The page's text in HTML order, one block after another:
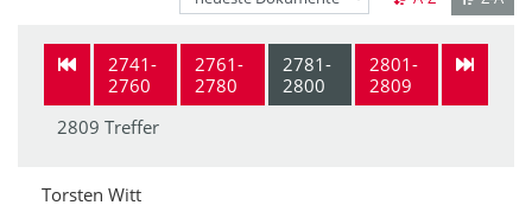
2741-
2760
2761-
2780
2781-
2800
2801-
2809
2809 Treffer
Torsten Witt